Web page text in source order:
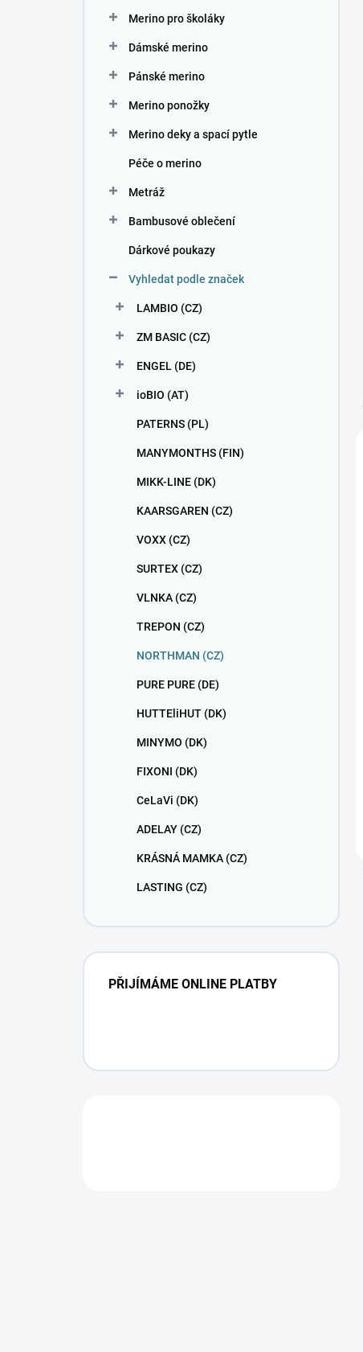
Merino pro školáky
Dámské merino
Pánské merino
Merino ponožky
Merino deky a spací pytle
Péče o merino
Metráž
Bambusové oblečení
Dárkové poukazy
Vyhledat podle značek
LAMBIO (CZ)
ZM BASIC (CZ)
ENGEL (DE)
ioBIO (AT)
PATERNS (PL)
MANYMONTHS (FIN)
MIKK-LINE (DK)
KAARSGAREN (CZ)
VOXX (CZ)
SURTEX (CZ)
VLNKA (CZ)
TREPON (CZ)
NORTHMAN (CZ)
PURE PURE (DE)
HUTTEliHUT (DK)
MINYMO (DK)
FIXONI (DK)
CeLaVi (DK)
ADELAY (CZ)
KRÁSNÁ MAMKA (CZ)
LASTING (CZ)
PŘIJÍMÁME ONLINE PLATBY